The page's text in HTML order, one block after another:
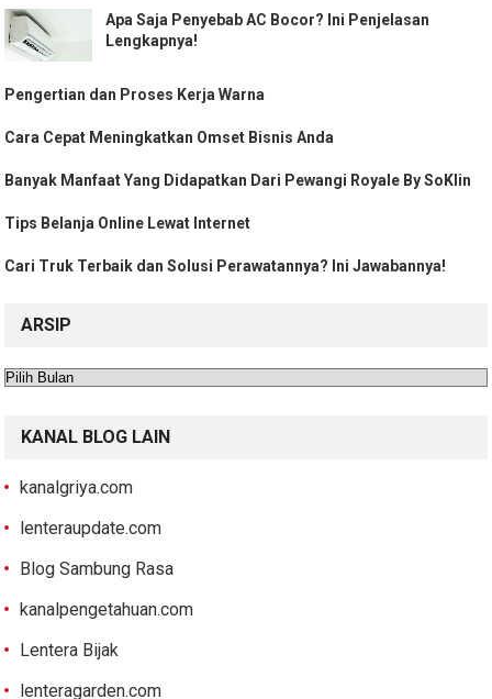
Apa Saja Penyebab AC Bocor? Ini Penjelasan
Lengkapnya!
Pengertian dan Proses Kerja Warna
Cara Cepat Meningkatkan Omset Bisnis Anda
Banyak Manfaat Yang Didapatkan Dari Pewangi Royale By SoKlin
Tips Belanja Online Lewat Internet
Cari Truk Terbaik dan Solusi Perawatannya? Ini Jawabannya!
ARSIP
Arsip
KANAL BLOG LAIN
kanalgriya.com
lenteraupdate.com
Blog Sambung Rasa
kanalpengetahuan.com
Lentera Bijak
lenteragarden.com